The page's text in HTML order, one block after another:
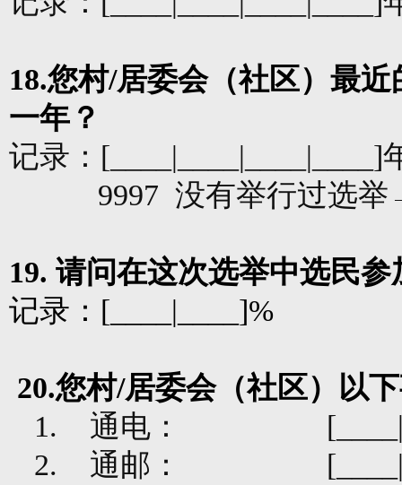
18.您村/居委会（社区）最近
一年？
记录： [____|____|____|____]
9997 没有举行过选
19. 请问在这次选举中选民
记录： [____|____]%
20.您村/居委会（社区）以
1.
通电：
2.
通邮：